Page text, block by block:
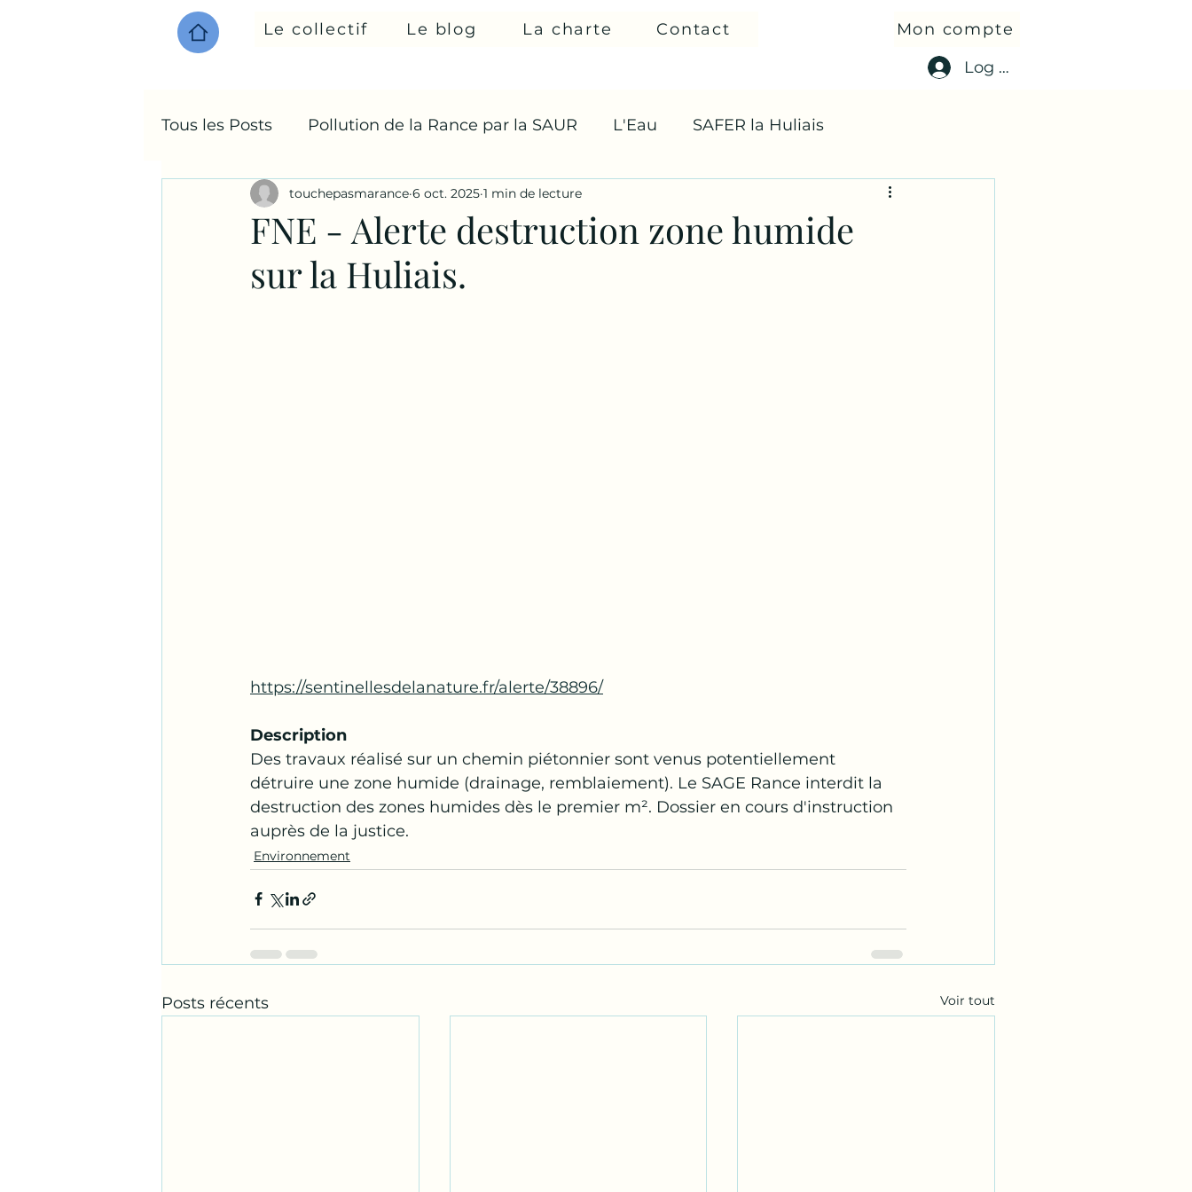
Le collectif Le blog La charte Contact
Mon compte
Log In
Tous les Posts Pollution de la Rance par la SAUR L'Eau SAFER la Huliais
Environnement
FNE - Alerte destruction zone humide
sur la Huliais.
touchepasmarance 6 oct. 2025 1 min de lecture
https://sentinellesdelanature.fr/alerte/38896/
Description
Des travaux réalisé sur un chemin piétonnier sont venus potentiellement
détruire une zone humide (drainage, remblaiement). Le SAGE Rance interdit la
destruction des zones humides dès le premier m². Dossier en cours d'instruction
auprès de la justice.
Environnement
Posts récents Voir tout